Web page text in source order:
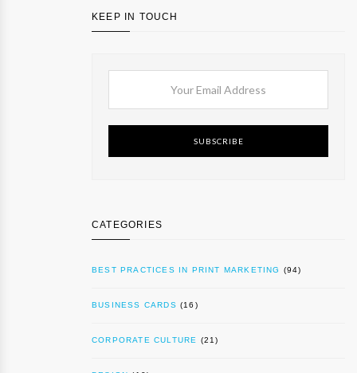
KEEP IN TOUCH
SUBSCRIBE
CATEGORIES
BEST PRACTICES IN PRINT MARKETING (94)
BUSINESS CARDS (16)
CORPORATE CULTURE (21)